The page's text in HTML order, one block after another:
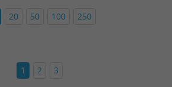
20 50 100 250
1 2 3